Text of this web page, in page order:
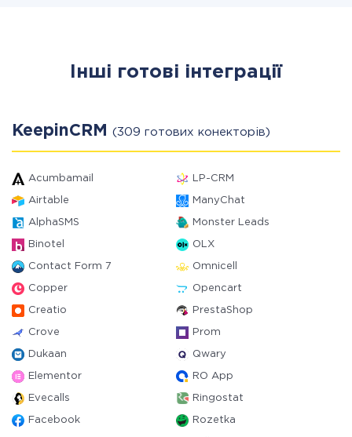
Інші готові інтеграції
KeepinCRM (309 готових конекторів)
Acumbamail LP-CRM
Airtable ManyChat
AlphaSMS Monster Leads
Binotel OLX
Contact Form 7 Omnicell
Copper Opencart
Creatio PrestaShop
Crove Prom
Dukaan Qwary
Elementor RO App
Evecalls Ringostat
Facebook Rozetka